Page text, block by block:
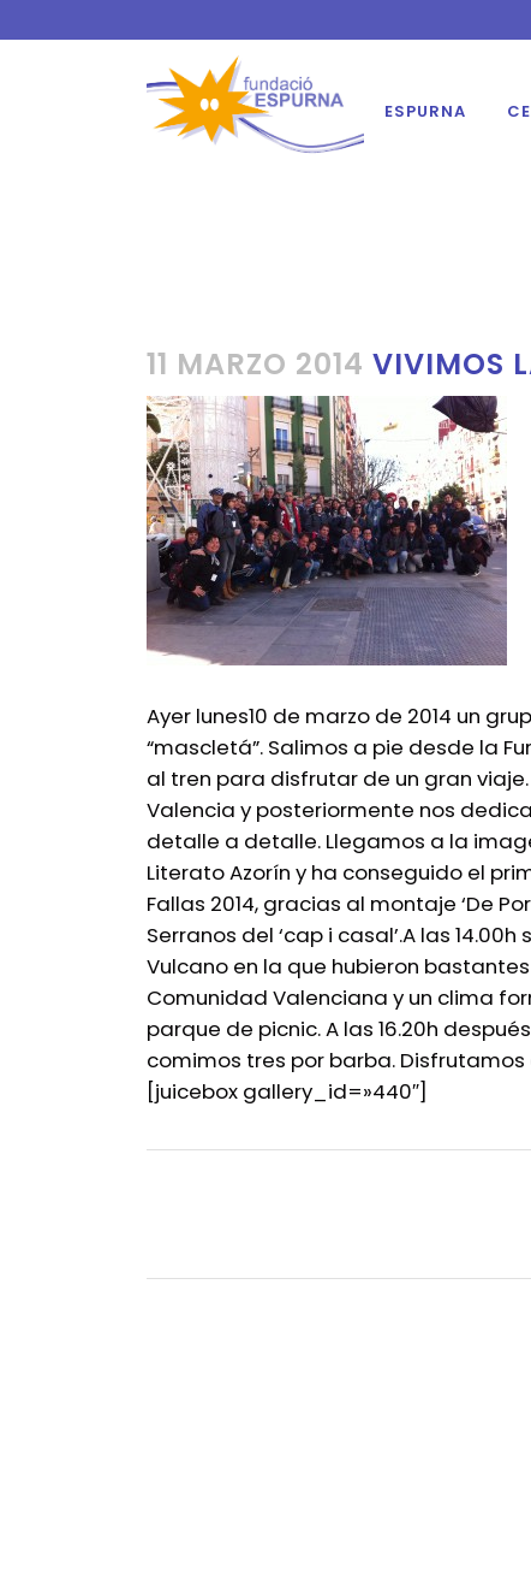
ESPURNA
11 MARZO 2014 VIVIMOS
Ayer lunes10 de marzo de 2014 un
“mascletá”. Salimos a pie desde la
al tren para disfrutar de un gran
Valencia y posteriormente nos
detalle a detalle. Llegamos a la
Literato Azorín y ha conseguido el
Fallas 2014, gracias al montaje ‘De
Serranos del ‘cap i casal’.A las
Vulcano en la que hubieron
Comunidad Valenciana y un clima
parque de picnic. A las 16.20h
comimos tres por barba.
[juicebox gallery_id=»440″]